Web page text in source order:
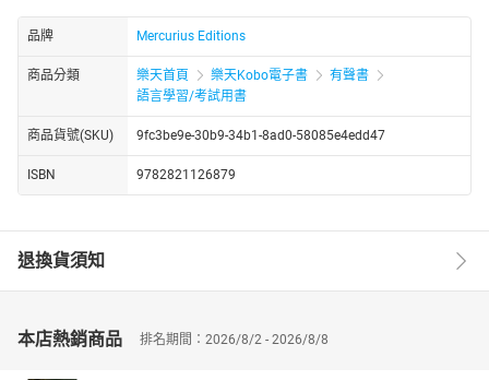
品牌 Mercurius Editions
商品分類 樂天首頁 樂天Kobo電子書
有聲書
語言學習/考試用書
商品貨號(SKU) 9fc3be9e-30b9-34b1-8ad0-58085e4edd47
ISBN 9782821126879
退換貨須知
本店熱銷商品 排名期間：2026/8/2 - 2026/8/8